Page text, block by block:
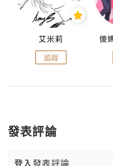
艾米莉
追蹤
發表評論
登入發表評論